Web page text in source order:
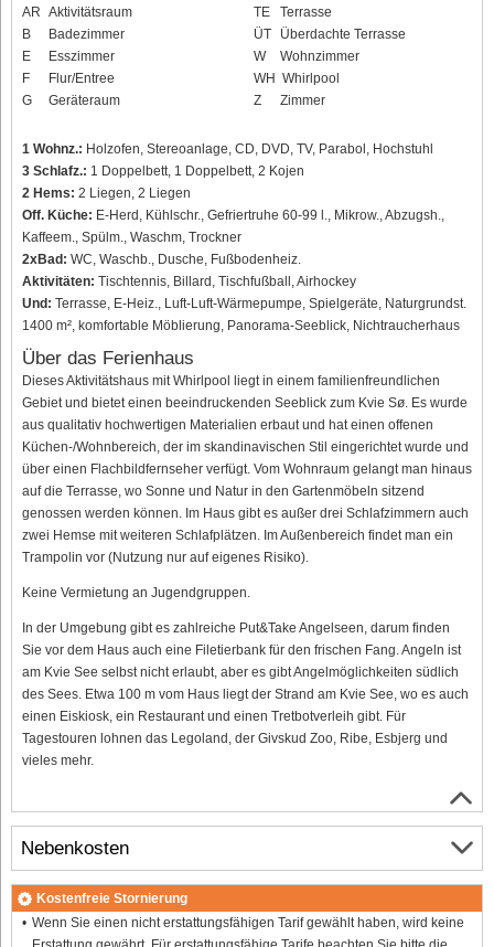
AR Aktivitätsraum
B
Badezimmer
E
Esszimmer
F
Flur/Entree
G
Geräteraum
TE
Terrasse
ÜT
Überdachte Terrasse
W
Wohnzimmer
WH Whirlpool
Z
Zimmer
1 Wohnz.: Holzofen, Stereoanlage, CD, DVD, TV, Parabol, Hochstuhl
3 Schlafz.: 1 Doppelbett, 1 Doppelbett, 2 Kojen
2 Hems: 2 Liegen, 2 Liegen
Off. Küche: E-Herd, Kühlschr., Gefriertruhe 60-99 l., Mikrow., Abzugsh.,
Kaffeem., Spülm., Waschm, Trockner
2xBad: WC, Waschb., Dusche, Fußbodenheiz.
Aktivitäten: Tischtennis, Billard, Tischfußball, Airhockey
Und: Terrasse, E-Heiz., Luft-Luft-Wärmepumpe, Spielgeräte, Naturgrundst.
1400 m², komfortable Möblierung, Panorama-Seeblick, Nichtraucherhaus
Über das Ferienhaus
Dieses Aktivitätshaus mit Whirlpool liegt in einem familienfreundlichen
Gebiet und bietet einen beeindruckenden Seeblick zum Kvie Sø. Es wurde
aus qualitativ hochwertigen Materialien erbaut und hat einen offenen
Küchen-/Wohnbereich, der im skandinavischen Stil eingerichtet wurde und
über einen Flachbildfernseher verfügt. Vom Wohnraum gelangt man hinaus
auf die Terrasse, wo Sonne und Natur in den Gartenmöbeln sitzend
genossen werden können. Im Haus gibt es außer drei Schlafzimmern auch
zwei Hemse mit weiteren Schlafplätzen. Im Außenbereich findet man ein
Trampolin vor (Nutzung nur auf eigenes Risiko).
Keine Vermietung an Jugendgruppen.
In der Umgebung gibt es zahlreiche Put&Take Angelseen, darum finden
Sie vor dem Haus auch eine Filetierbank für den frischen Fang. Angeln ist
am Kvie See selbst nicht erlaubt, aber es gibt Angelmöglichkeiten südlich
des Sees. Etwa 100 m vom Haus liegt der Strand am Kvie See, wo es auch
einen Eiskiosk, ein Restaurant und einen Tretbotverleih gibt. Für
Tagestouren lohnen das Legoland, der Givskud Zoo, Ribe, Esbjerg und
vieles mehr.
Nebenkosten
Kostenfreie Stornierung
Wenn Sie einen nicht erstattungsfähigen Tarif gewählt haben, wird keine